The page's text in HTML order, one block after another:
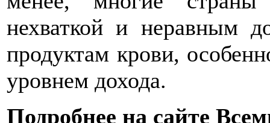
нехваткой и неравным
продуктам крови,
уровнем дохода.
Подробнее на сайте